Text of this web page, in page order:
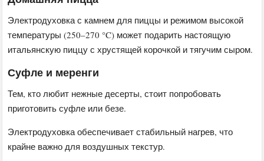
Электродуховка с камнем для пиццы и режимом высокой
температуры (250–270 °C) может подарить настоящую
итальянскую пиццу с хрустящей корочкой и тягучим сыром.
Суфле и меренги
Тем, кто любит нежные десерты, стоит попробовать
приготовить суфле или безе.
Электродуховка обеспечивает стабильный нагрев, что
крайне важно для воздушных текстур.